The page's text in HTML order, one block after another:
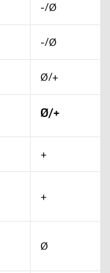
-/Ø
-/Ø
Ø/+
Ø/+
+
+
Ø